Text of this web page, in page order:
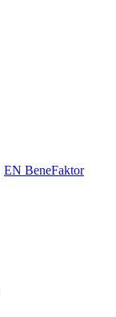
EN BeneFaktor